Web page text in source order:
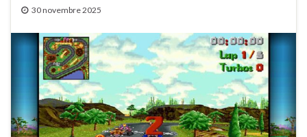
30 novembre 2025